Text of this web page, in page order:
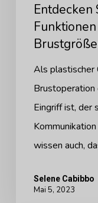
Als plastischer
Brustoperation
Eingriff ist, der
wissen auch,
Selene Cabibbo
Mai 5, 2023